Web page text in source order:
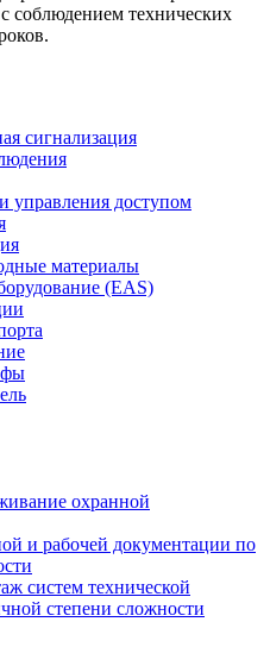
соблюдением технических
сигнализация
управления доступом
материалы
(EAS)
охранной
и рабочей документации по
систем технической
степени сложности